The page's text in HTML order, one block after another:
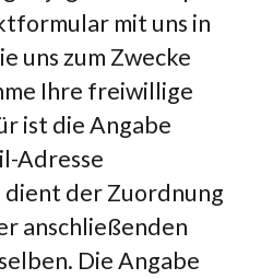
mit uns in
uns zum Zwecke
Ihre freiwillige
ist die Angabe
Adresse
der Zuordnung
anschließenden
Die Angabe